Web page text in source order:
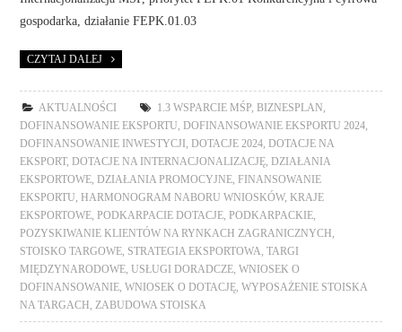
gospodarka, działanie FEPK.01.03
CZYTAJ DALEJ
AKTUALNOŚCI 1.3 WSPARCIE MŚP ,BIZNESPLAN
DOFINANSOWANIE EKSPORTU ,DOFINANSOWANIE EKSPORTU 2024
DOFINANSOWANIE INWESTYCJI
,DOTACJE 2024 ,DOTACJE NA
EKSPORT,DOTACJE NA INTERNACJONALIZACJĘ ,DZIAŁANIA
EKSPORTOWE ,DZIAŁANIA PROMOCYJNE ,FINANSOWANIE
EKSPORTU ,HARMONOGRAM NABORU WNIOSKÓW,KRAJE
EKSPORTOWE ,PODKARPACIE DOTACJE ,PODKARPACKIE
POZYSKIWANIE KLIENTÓW NA RYNKACH ZAGRANICZNYCH
STOISKO TARGOWE STRATEGIA EKSPORTOWA ,TARGI
MIĘDZYNARODOWE ,USŁUGI DORADCZE ,WNIOSEK O
DOFINANSOWANIE ,WNIOSEK O DOTACJĘ ,WYPOSAŻENIE STOISKA
NA TARGACH
ZABUDOWA STOISKA